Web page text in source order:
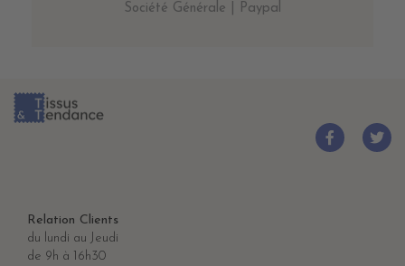
Société Générale | Paypal
Relation Clients
du lundi au Jeudi
de 9h à 16h30